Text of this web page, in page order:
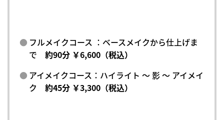
フルメイクコース ：ベースメイクから仕上げま
で約90分 ￥6,600（税込）
アイメイクコース：ハイライト ～ 影 ～ アイメイ
ク約45分 ￥3,300（税込）